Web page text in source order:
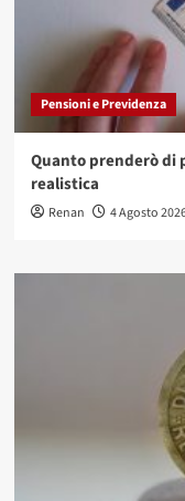
Pensioni e Previdenza
Quanto prenderò di
realistica
Renan 4 Agosto